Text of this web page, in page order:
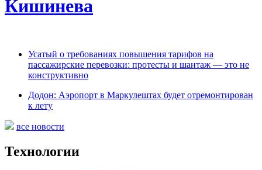
Кишинева
Усатый о требованиях повышения тарифов на
пассажирские перевозки: протесты и шантаж — это не
конструктивно
Додон: Аэропорт в Маркулештах будет отремонтирован
к лету
все новости
Технологии